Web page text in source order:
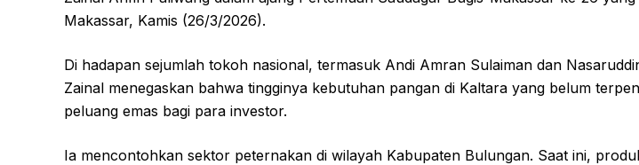
Makassar, Kamis (26/3/2026).
Di hadapan sejumlah tokoh nasional, termasuk Andi Amran Sulaiman dan
Zainal menegaskan bahwa tingginya kebutuhan pangan di Kaltara yang belum
peluang emas bagi para investor.
Ia mencontohkan sektor peternakan di wilayah Kabupaten Bulungan. Saat ini,